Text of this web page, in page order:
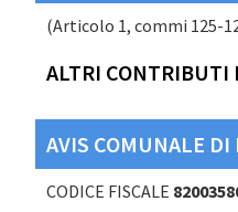
(Articolo 1, commi 125-
ALTRI CONTRIBUTI
AVIS COMUNALE DI
CODICE FISCALE